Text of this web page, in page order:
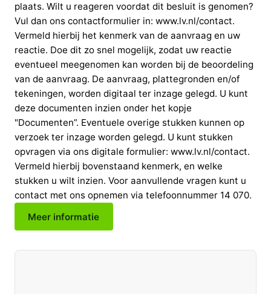
plaats. Wilt u reageren voordat dit besluit is genomen?
Vul dan ons contactformulier in: www.lv.nl/contact.
Vermeld hierbij het kenmerk van de aanvraag en uw
reactie. Doe dit zo snel mogelijk, zodat uw reactie
eventueel meegenomen kan worden bij de beoordeling
van de aanvraag. De aanvraag, plattegronden en/of
tekeningen, worden digitaal ter inzage gelegd. U kunt
deze documenten inzien onder het kopje
"Documenten”. Eventuele overige stukken kunnen op
verzoek ter inzage worden gelegd. U kunt stukken
opvragen via ons digitale formulier: www.lv.nl/contact.
Vermeld hierbij bovenstaand kenmerk, en welke
stukken u wilt inzien. Voor aanvullende vragen kunt u
contact met ons opnemen via telefoonnummer 14 070.
Meer informatie